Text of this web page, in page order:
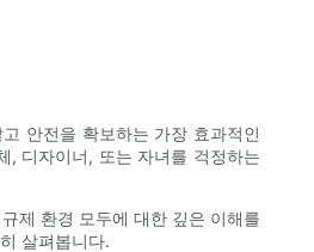
안전을 확보하는 가장 효과적인
, 디자이너, 또는 자녀를 걱정하는
제 환경 모두에 대한 깊은 이해를
살펴봅니다.